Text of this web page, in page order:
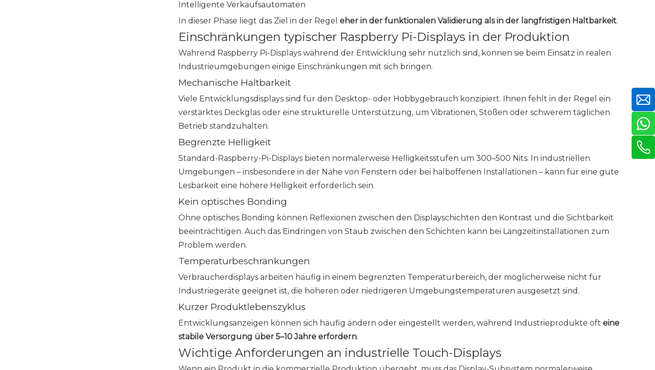
Intelligente Verkaufsautomaten
In dieser Phase liegt das Ziel in der Regel eher in der funktionalen Validierung als in der langfristigen Haltbarkeit.
Einschränkungen typischer Raspberry Pi-Displays in der Produktion
Während Raspberry Pi-Displays während der Entwicklung sehr nützlich sind, können sie beim Einsatz in realen
Industrieumgebungen einige Einschränkungen mit sich bringen.
Mechanische Haltbarkeit
Viele Entwicklungsdisplays sind für den Desktop- oder Hobbygebrauch konzipiert. Ihnen fehlt in der Regel ein
verstärktes Deckglas oder eine strukturelle Unterstützung, um Vibrationen, Stößen oder schwerem täglichen
Betrieb standzuhalten.
Begrenzte Helligkeit
Standard-Raspberry-Pi-Displays bieten normalerweise Helligkeitsstufen um 300–500 Nits. In industriellen
Umgebungen – insbesondere in der Nähe von Fenstern oder bei halboffenen Installationen – kann für eine gute
Lesbarkeit eine höhere Helligkeit erforderlich sein.
Kein optisches Bonding
Ohne optisches Bonding können Reflexionen zwischen den Displayschichten den Kontrast und die Sichtbarkeit
beeinträchtigen. Auch das Eindringen von Staub zwischen den Schichten kann bei Langzeitinstallationen zum
Problem werden.
Temperaturbeschränkungen
Verbraucherdisplays arbeiten häufig in einem begrenzten Temperaturbereich, der möglicherweise nicht für
Industriegeräte geeignet ist, die höheren oder niedrigeren Umgebungstemperaturen ausgesetzt sind.
Kurzer Produktlebenszyklus
Entwicklungsanzeigen können sich häufig ändern oder eingestellt werden, während Industrieprodukte oft eine
stabile Versorgung über 5–10 Jahre erfordern.
Wichtige Anforderungen an industrielle Touch-Displays